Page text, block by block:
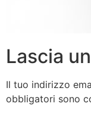
Lascia
Il tuo indirizzo
obbligatori sono